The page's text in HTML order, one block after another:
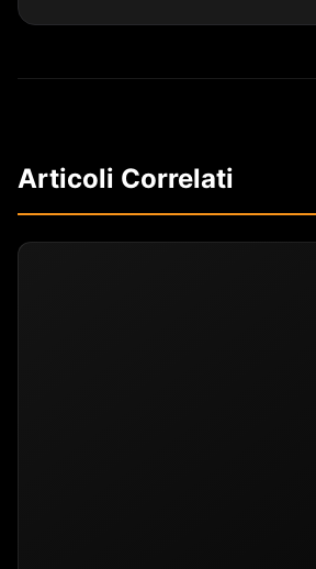
Articoli Correlati